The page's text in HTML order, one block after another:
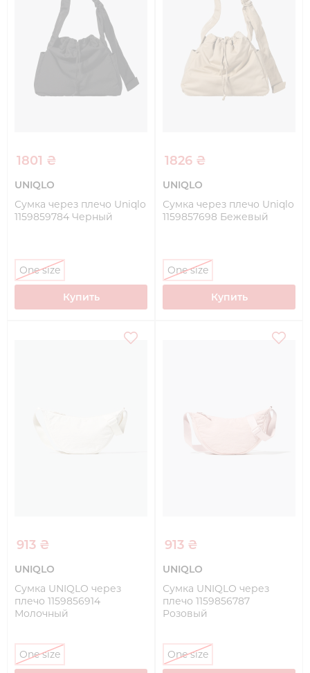
1801 ₴
UNIQLO
Сумка через плечо Uniqlo
1159859784 Черный
One size
Купить
1826 ₴
UNIQLO
Сумка через плечо Uniqlo
1159857698 Бежевый
One size
Купить
913 ₴
UNIQLO
Сумка UNIQLO через
плечо 1159856914
Молочный
One size
913 ₴
UNIQLO
Сумка UNIQLO через
плечо 1159856787
Розовый
One size